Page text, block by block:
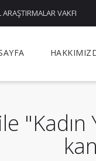
VAKFI
"Kadın